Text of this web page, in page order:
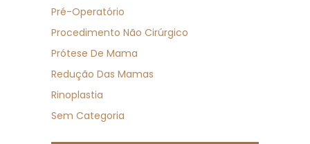
Pré-Operatório
Procedimento Não Cirúrgico
Prótese De Mama
Redução Das Mamas
Rinoplastia
Sem Categoria